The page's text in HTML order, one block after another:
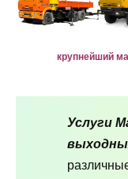
крупнейший
Услуги